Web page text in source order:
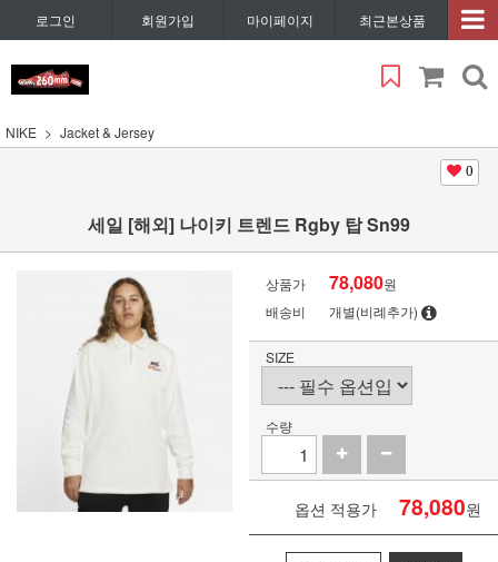
로그인 회원가입 마이페이지 최근본상품
NIKE Jacket & Jersey
0
세일 [해외] 나이키 트렌드 Rgby 탑 Sn99
상품가 78,080원
배송비
개별(비례추가)
SIZE
수량
옵션 적용가 78,080원